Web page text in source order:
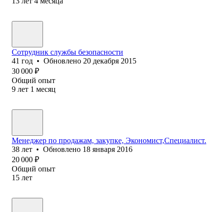
Сотрудник службы безопасности
41 год • Обновлено 20 декабря 2015
30 000 ₽
Общий опыт
9 лет 1 месяц
Менеджер по продажам, закупке, Экономист,Специалист.
38 лет • Обновлено 18 января 2016
20 000 ₽
Общий опыт
15 лет